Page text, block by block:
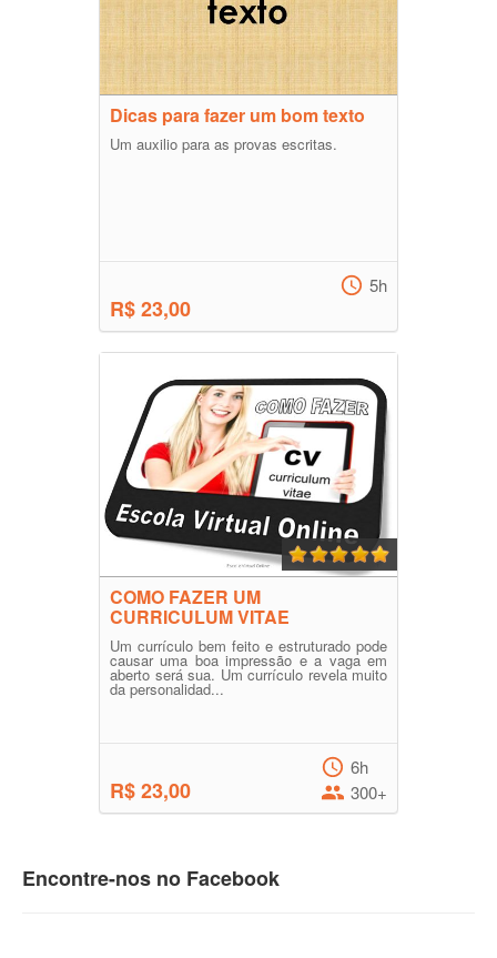
Dicas para fazer um bom texto
Um auxilio para as provas escritas.
R$ 23,00
5h
COMO FAZER UM
CURRICULUM VITAE
Um currículo bem feito e estruturado pode
causar uma boa impressão e a vaga em
aberto será sua. Um currículo revela muito
da personalidad...
R$ 23,00
6h
300+
Encontre-nos no Facebook